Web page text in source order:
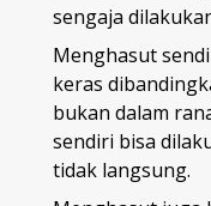
sengaja
Menghasut
keras
bukan dalam
sendiri bisa
tidak langsung.